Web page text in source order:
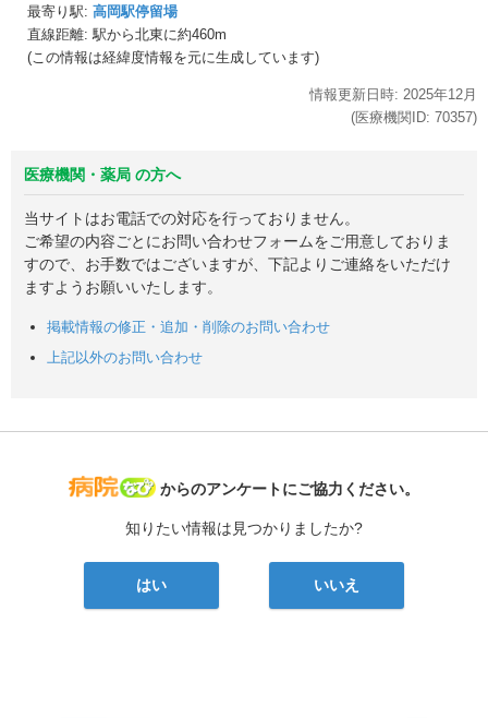
最寄り駅: 高岡駅停留場
直線距離: 駅から北東に約460m
(この情報は経緯度情報を元に生成しています)
情報更新日時: 2025年12月
(医療機関ID: 70357)
医療機関・薬局 の方へ
当サイトはお電話での対応を行っておりません。
ご希望の内容ごとにお問い合わせフォームをご用意しておりま
すので、お手数ではございますが、下記よりご連絡をいただけ
ますようお願いいたします。
掲載情報の修正・追加・削除のお問い合わせ
上記以外のお問い合わせ
病院なび
からのアンケートにご協力ください。
知りたい情報は見つかりましたか?
はい いいえ